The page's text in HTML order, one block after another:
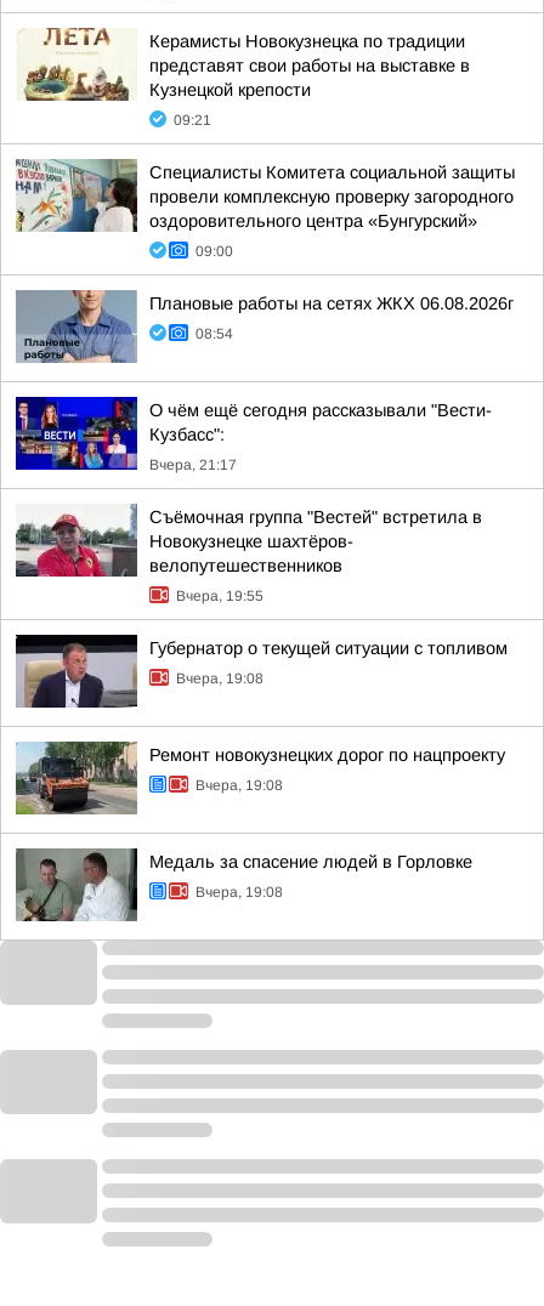
Керамисты Новокузнецка по традиции
представят свои работы на выставке в
Кузнецкой крепости
09:21
Специалисты Комитета социальной защиты
провели комплексную проверку загородного
оздоровительного центра «Бунгурский»
09:00
Плановые работы на сетях ЖКХ 06.08.2026г
08:54
О чём ещё сегодня рассказывали "Вести-
Кузбасс":
Вчера, 21:17
Съёмочная группа "Вестей" встретила в
Новокузнецке шахтёров-
велопутешественников
Вчера, 19:55
Губернатор о текущей ситуации с топливом
Вчера, 19:08
Ремонт новокузнецких дорог по нацпроекту
Вчера, 19:08
Медаль за спасение людей в Горловке
Вчера, 19:08